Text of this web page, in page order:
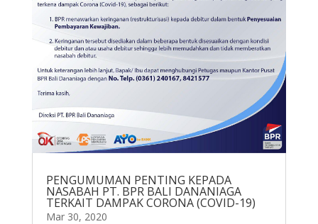
PENGUMUMAN PENTING KEPADA
NASABAH PT. BPR BALI DANANIAGA
TERKAIT DAMPAK CORONA (COVID-19)
Mar 30, 2020